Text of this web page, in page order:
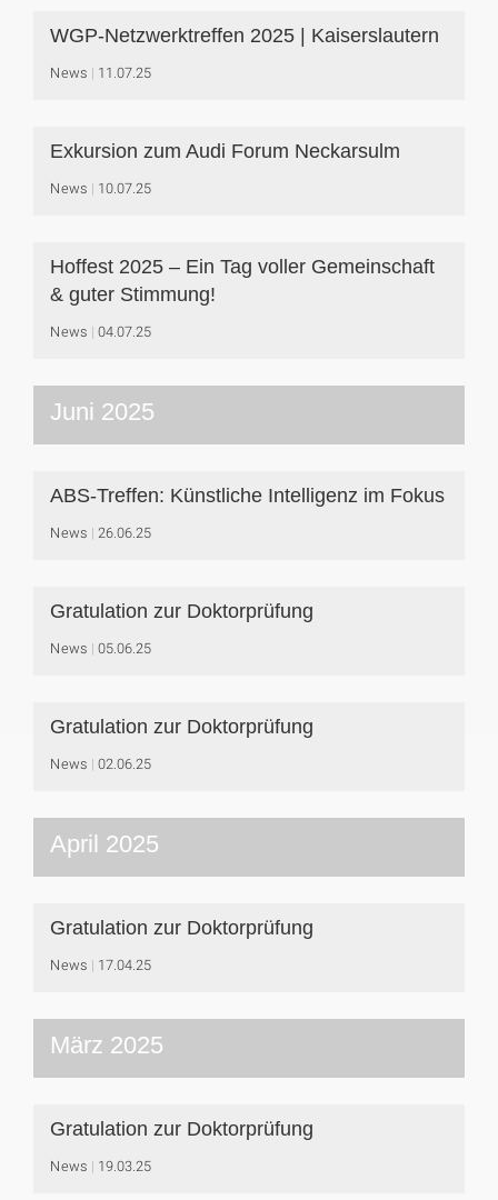
WGP-Netzwerktreffen 2025 | Kaiserslautern
News 11.07.25
Exkursion zum Audi Forum Neckarsulm
News 10.07.25
Hoffest 2025 – Ein Tag voller Gemeinschaft
& guter Stimmung!
News 04.07.25
Juni 2025
ABS-Treffen: Künstliche Intelligenz im Fokus
News 26.06.25
Gratulation zur Doktorprüfung
News 05.06.25
Gratulation zur Doktorprüfung
News 02.06.25
April 2025
Gratulation zur Doktorprüfung
News 17.04.25
März 2025
Gratulation zur Doktorprüfung
News 19.03.25